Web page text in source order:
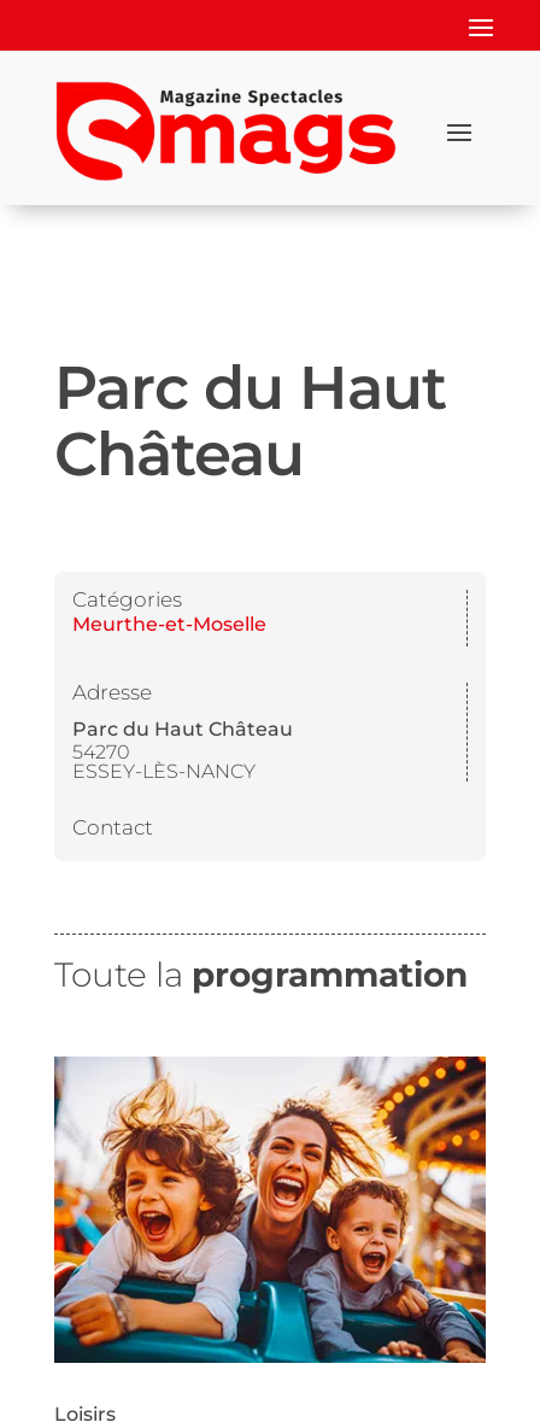
Parc du Haut
Château
Catégories
Meurthe-et-Moselle
Adresse
Parc du Haut Château
54270
ESSEY-LÈS-NANCY
Contact
Toute la programmation
Loisirs